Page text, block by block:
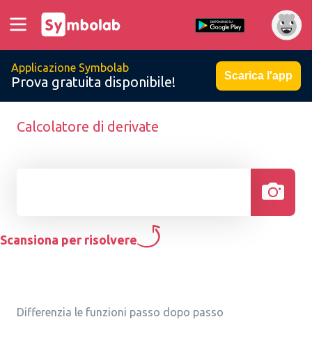
Applicazione Symbolab
Prova gratuita disponibile! Scarica l'app
Calcolatore di derivate
Scansiona per risolvere
Differenzia le funzioni passo dopo passo